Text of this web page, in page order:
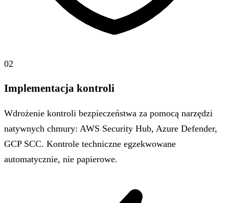
02
Implementacja kontroli
Wdrożenie kontroli bezpieczeństwa za pomocą narzędzi
natywnych chmury: AWS Security Hub, Azure Defender,
GCP SCC. Kontrole techniczne egzekwowane
automatycznie, nie papierowe.